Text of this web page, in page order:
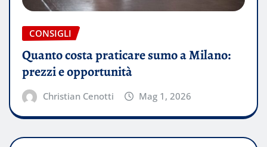
CONSIGLI
Quanto costa praticare sumo a Milano:
prezzi e opportunità
Christian Cenotti Mag 1, 2026